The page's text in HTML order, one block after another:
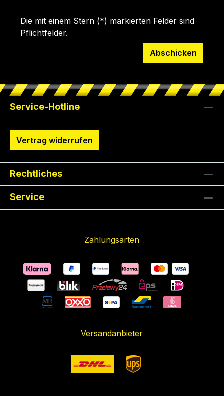
Die mit einem Stern (*) markierten Felder sind
Pflichtfelder.
Abschicken
Service-Hotline
Vertrag widerrufen
Rechtliches
Service
Zahlungsarten
Versandanbieter